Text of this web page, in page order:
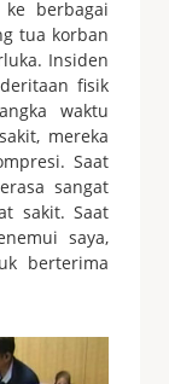
berbagai
tua korban
Insiden
fisik
waktu
mereka
Saat
sangat
sakit. Saat
saya,
berterima